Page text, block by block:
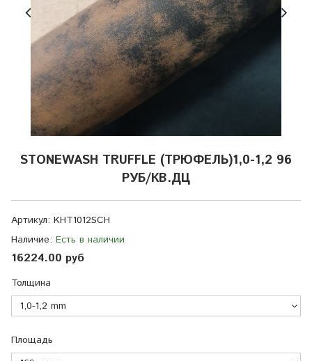
STONEWASH TRUFFLE (ТРЮФЕЛЬ)1,0-1,2 96
РУБ/КВ.ДЦ
Артикул: KHТ1012SCH
Наличие: Есть в наличии
16224.00 руб
Толщина
Площадь